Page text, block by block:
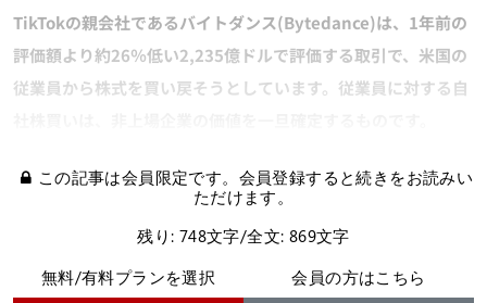
TikTokの親会社であるバイトダンス(Bytedance)は、1年前の
評価額より約26％低い2,235億ドルで評価する取引で、米国の
従業員から株式を買い戻そうとしています。従業員に対する自
この記事は会員限定です。会員登録すると続きをお読みい
ただけます。
残り: 748文字/全文: 869文字
無料/有料プランを選択
会員の方はこちら